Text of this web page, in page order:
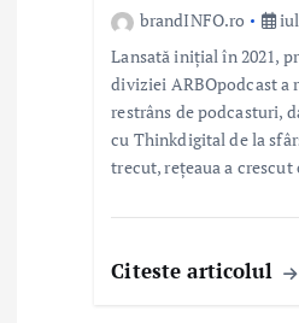
brandINFO.ro
Lansată inițial în 2021,
diviziei ARBOpodcast a
restrâns de podcasturi,
cu Thinkdigital de la
trecut, rețeaua a
Citeste articolul